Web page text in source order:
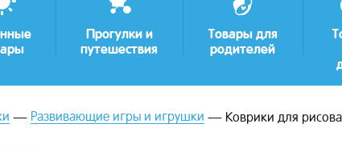
Прогулки и
путешествия
Товары для
родителей
Развивающие игры и игрушки Коврики для